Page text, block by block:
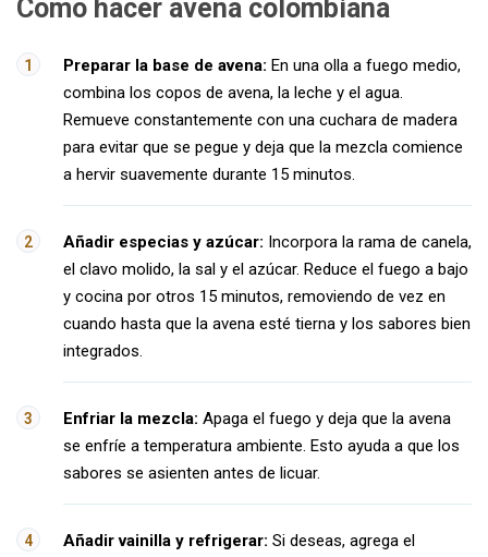
Como hacer avena colombiana
Preparar la base de avena: En una olla a fuego medio,
combina los copos de avena, la leche y el agua.
Remueve constantemente con una cuchara de madera
para evitar que se pegue y deja que la mezcla comience
a hervir suavemente durante 15 minutos.
Añadir especias y azúcar: Incorpora la rama de canela,
el clavo molido, la sal y el azúcar. Reduce el fuego a bajo
y cocina por otros 15 minutos, removiendo de vez en
cuando hasta que la avena esté tierna y los sabores bien
integrados.
Enfriar la mezcla: Apaga el fuego y deja que la avena
se enfríe a temperatura ambiente. Esto ayuda a que los
sabores se asienten antes de licuar.
Añadir vainilla y refrigerar: Si deseas, agrega el